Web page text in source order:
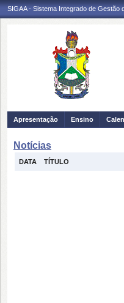
SIGAA - Sistema Integrado de Gestão
Apresentação Ensino
Notícias
DATA TÍTULO